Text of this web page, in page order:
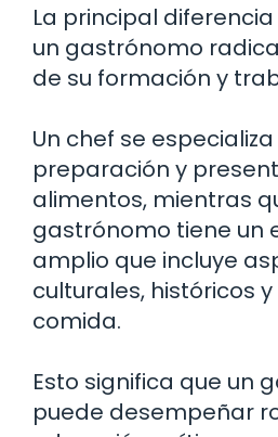
La principal
un gastrónomo
de su formación y
Un chef se
preparación y
alimentos, mientras
gastrónomo tiene un
amplio que incluye
culturales, históricos
comida.
Esto significa que un
puede desempeñar